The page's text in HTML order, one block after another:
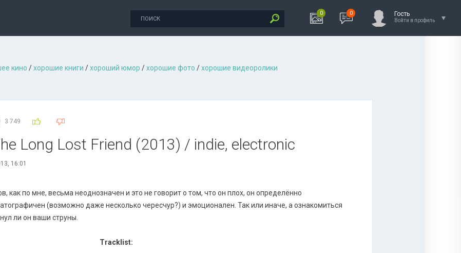
0 0 Гость
Войти в профиль
кино /хорошие книги /хороший юмор /хорошие фото /хорошие видеоролики
3 749
Long Lost Friend (2013) / indie, electronic
16:01
как по мне, весьма неоднозначен и это не говорит о том, что он плох, он определённо
(возможно даже несколько чересчур?) и эмоционален. Так или иначе, а ознакомиться
ли он ваши струны.
Tracklist: